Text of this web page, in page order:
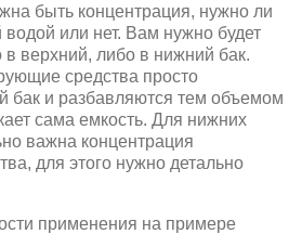
быть концентрация, нужно ли
водой или нет. Вам нужно будет
в верхний, либо в нижний бак.
средства просто
бак и разбавляются тем объемом
сама емкость. Для нижних
важна концентрация
для этого нужно детально
применения на примере